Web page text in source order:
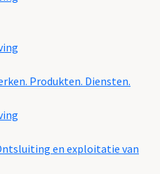
Produkten. Diensten.
en exploitatie van